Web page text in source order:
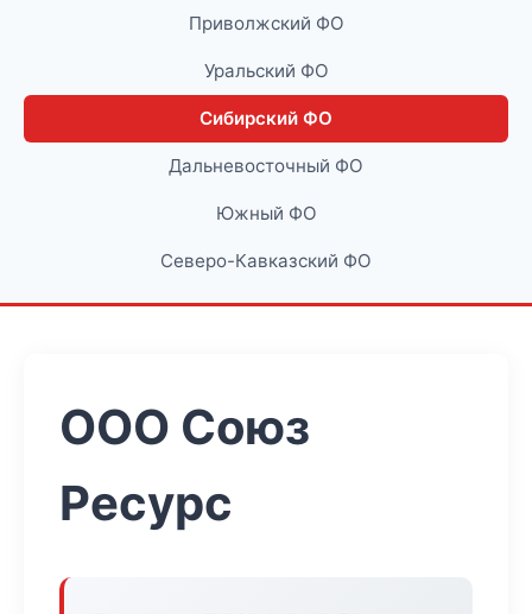
Приволжский ФО
Уральский ФО
Сибирский ФО
Дальневосточный ФО
Южный ФО
Северо-Кавказский ФО
ООО Союз
Ресурс